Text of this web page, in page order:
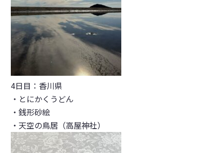
4日目：香川県
・とにかくうどん
・銭形砂絵
・天空の鳥居（高屋神社）